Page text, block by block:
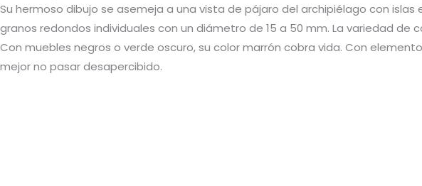
Su hermoso dibujo se asemeja a una vista de pájaro del archipiélago con
granos redondos individuales con un diámetro de 15 a 50 mm. La variedad
Con muebles negros o verde oscuro, su color marrón cobra vida. Con
mejor no pasar desapercibido.